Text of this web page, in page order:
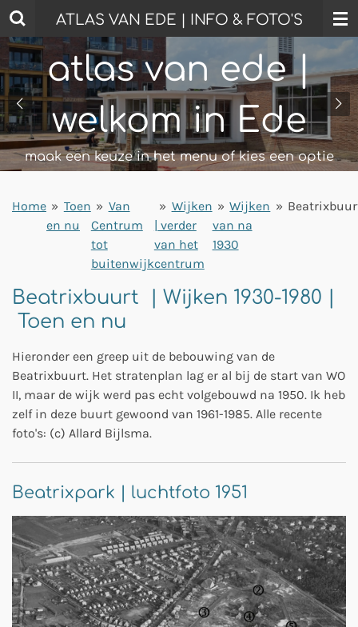
Ga
direct
naar
de
hoofdinhoud
ATLAS VAN EDE | INFO & FOTO'S
atlas van ede |
welkom in Ede
maak een keuze in het menu of kies een optie
Home » Toen
en nu
» Van
Centrum
tot
buitenwijk
» Wijken
| verder
van het
centrum
» Wijken
van na
1930
»
Beatrixbuurt | Wijken 1930-1980 |
Toen en nu
Hieronder een greep uit de bebouwing van de
Beatrixbuurt. Het stratenplan lag er al bij de start van WO
II, maar de wijk werd pas echt volgebouwd na 1950. Ik heb
zelf in deze buurt gewoond van 1961-1985. Alle recente
foto's: (c) Allard Bijlsma.
Beatrixpark | luchtfoto 1951